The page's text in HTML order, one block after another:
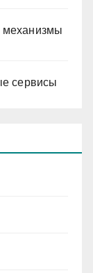
сервисы